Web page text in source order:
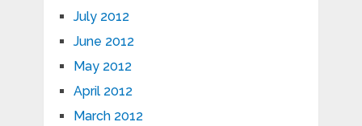
July 2012
June 2012
May 2012
April 2012
March 2012